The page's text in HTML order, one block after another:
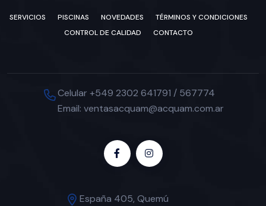
SERVICIOS PISCINAS NOVEDADES
TÉRMINOS Y CONDICIONES
CONTROL DE CALIDAD
CONTACTO
Celular +549 2302 641791 / 567774
Email: ventasacquam@acquam.com.ar
España 405, Quemú